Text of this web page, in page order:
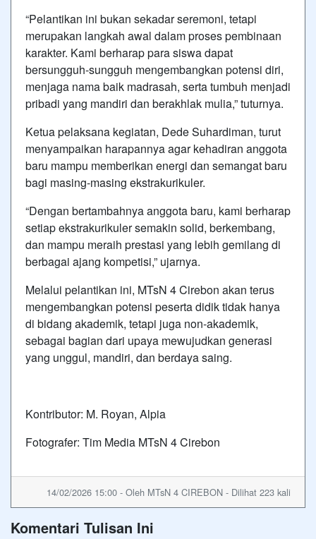
“Pelantikan ini bukan sekadar seremoni, tetapi
merupakan langkah awal dalam proses pembinaan
karakter. Kami berharap para siswa dapat
bersungguh-sungguh mengembangkan potensi diri,
menjaga nama baik madrasah, serta tumbuh menjadi
pribadi yang mandiri dan berakhlak mulia,” tuturnya.
Ketua pelaksana kegiatan, Dede Suhardiman, turut
menyampaikan harapannya agar kehadiran anggota
baru mampu memberikan energi dan semangat baru
bagi masing-masing ekstrakurikuler.
“Dengan bertambahnya anggota baru, kami berharap
setiap ekstrakurikuler semakin solid, berkembang,
dan mampu meraih prestasi yang lebih gemilang di
berbagai ajang kompetisi,” ujarnya.
Melalui pelantikan ini, MTsN 4 Cirebon akan terus
mengembangkan potensi peserta didik tidak hanya
di bidang akademik, tetapi juga non-akademik,
sebagai bagian dari upaya mewujudkan generasi
yang unggul, mandiri, dan berdaya saing.
Kontributor: M. Royan, Alpia
Fotografer: Tim Media MTsN 4 Cirebon
14/02/2026 15:00 - Oleh MTsN 4 CIREBON - Dilihat 223 kali
Komentari Tulisan Ini